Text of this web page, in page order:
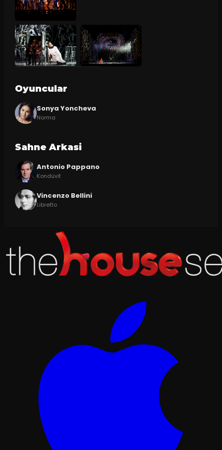
Oyuncular
Sonya Yoncheva
Norma
Sahne Arkasi
Antonio Pappano
Kondüvit
Vincenzo Bellini
Libretto